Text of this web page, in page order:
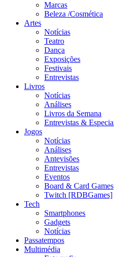
Marcas
Beleza /Cosmética
Artes
Notícias
Teatro
Dança
Exposições
Festivais
Entrevistas
Livros
Notícias
Análises
Livros da Semana
Entrevistas &
Jogos
Notícias
Análises
Antevisões
Entrevistas
Eventos
Board & Card Games
Twitch [RDBGames]
Tech
Smartphones
Gadgets
Notícias
Passatempos
Multimédia